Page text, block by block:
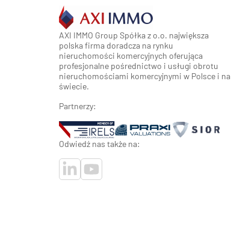
AXI IMMO Group Spółka z o.o. największa
polska firma doradcza na rynku
nieruchomości komercyjnych oferująca
profesjonalne pośrednictwo i usługi obrotu
nieruchomościami komercyjnymi w Polsce i na
świecie.
Partnerzy:
Odwiedź nas także na: